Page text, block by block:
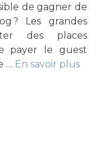
de gagner de
? Les grandes
des places
payer le guest
… En savoir plus